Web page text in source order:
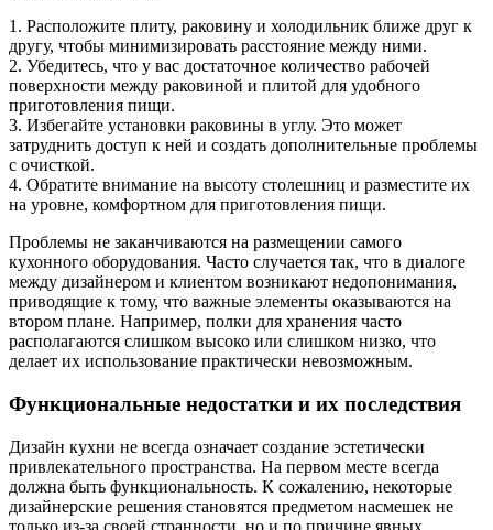
1. Расположите плиту, раковину и холодильник ближе друг к
другу, чтобы минимизировать расстояние между ними.
2. Убедитесь, что у вас достаточное количество рабочей
поверхности между раковиной и плитой для удобного
приготовления пищи.
3. Избегайте установки раковины в углу. Это может
затруднить доступ к ней и создать дополнительные проблемы
с очисткой.
4. Обратите внимание на высоту столешниц и разместите их
на уровне, комфортном для приготовления пищи.
Проблемы не заканчиваются на размещении самого
кухонного оборудования. Часто случается так, что в диалоге
между дизайнером и клиентом возникают недопонимания,
приводящие к тому, что важные элементы оказываются на
втором плане. Например, полки для хранения часто
располагаются слишком высоко или слишком низко, что
делает их использование практически невозможным.
Функциональные недостатки и их последствия
Дизайн кухни не всегда означает создание эстетически
привлекательного пространства. На первом месте всегда
должна быть функциональность. К сожалению, некоторые
дизайнерские решения становятся предметом насмешек не
только из-за своей странности, но и по причине явных